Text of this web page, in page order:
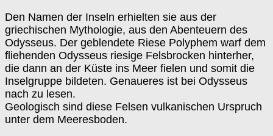
Den Namen der Inseln erhielten sie aus der
griechischen Mythologie, aus den Abenteuern des
Odysseus. Der geblendete Riese Polyphem warf dem
fliehenden Odysseus riesige Felsbrocken hinterher,
die dann an der Küste ins Meer fielen und somit die
Inselgruppe bildeten. Genaueres ist bei Odysseus
nach zu lesen.
Geologisch sind diese Felsen vulkanischen Urspruch
unter dem Meeresboden.